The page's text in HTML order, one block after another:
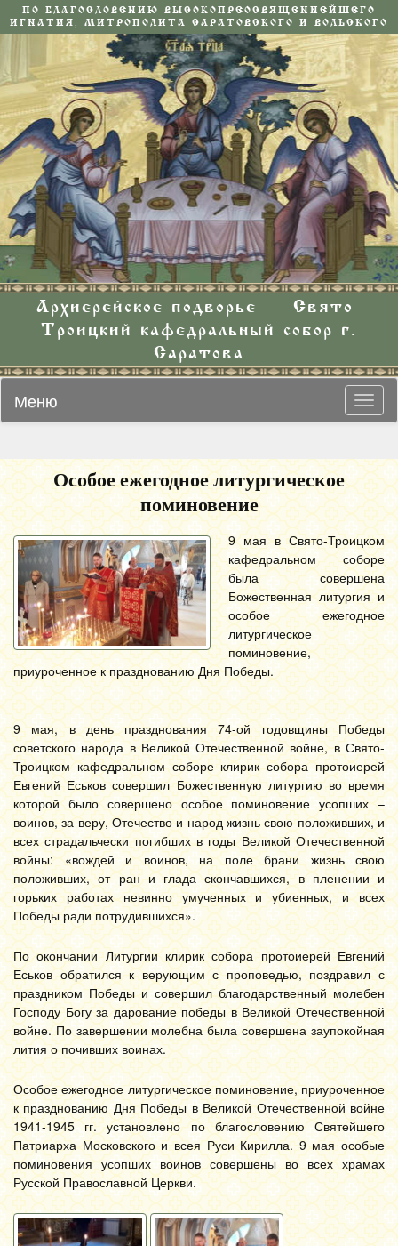
ПО БЛАГОСЛОВЕНИЮ ВЫСОКОПРЕОСВЯЩЕННЕЙШЕГО
ИГНАТИЯ, МИТРОПОЛИТА САРАТОВСКОГО И ВОЛЬСКОГО
Архиерейское подворье — Свято-
Троицкий кафедральный собор г.
Саратова
Меню
Особое ежегодное литургическое
поминовение
9 мая в Свято-Троицком
кафедральном соборе
была совершена
Божественная литургия и
особое ежегодное
литургическое
поминовение,
приуроченное к празднованию Дня Победы.
9 мая, в день празднования 74-ой годовщины Победы
советского народа в Великой Отечественной войне, в Свято-
Троицком кафедральном соборе клирик собора протоиерей
Евгений Еськов совершил Божественную литургию во время
которой было совершено особое поминовение усопших –
воинов, за веру, Отечество и народ жизнь свою положивших, и
всех страдальчески погибших в годы Великой Отечественной
войны: «вождей и воинов, на поле брани жизнь свою
положивших, от ран и глада скончавшихся, в пленении и
горьких работах невинно умученных и убиенных, и всех
Победы ради потрудившихся».
По окончании Литургии клирик собора протоиерей Евгений
Еськов обратился к верующим с проповедью, поздравил с
праздником Победы и совершил благодарственный молебен
Господу Богу за дарование победы в Великой Отечественной
войне. По завершении молебна была совершена заупокойная
лития о почивших воинах.
Особое ежегодное литургическое поминовение, приуроченное
к празднованию Дня Победы в Великой Отечественной войне
1941-1945 гг. установлено по благословению Святейшего
Патриарха Московского и всея Руси Кирилла. 9 мая особые
поминовения усопших воинов совершены во всех храмах
Русской Православной Церкви.